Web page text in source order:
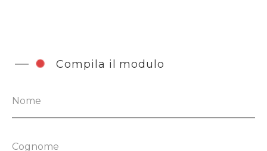
Compila il modulo